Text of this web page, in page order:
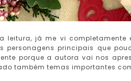
leitura, já me vi
personagens principais que
porque a autora vai nos
também temas importantes